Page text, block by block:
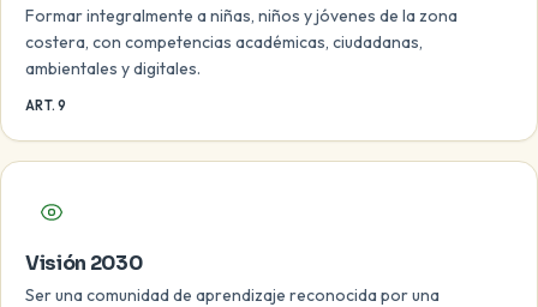
Formar integralmente a niñas, niños y jóvenes de la zona
costera, con competencias académicas, ciudadanas,
ambientales y digitales.
ART. 9
Visión 2030
Ser una comunidad de aprendizaje reconocida por una